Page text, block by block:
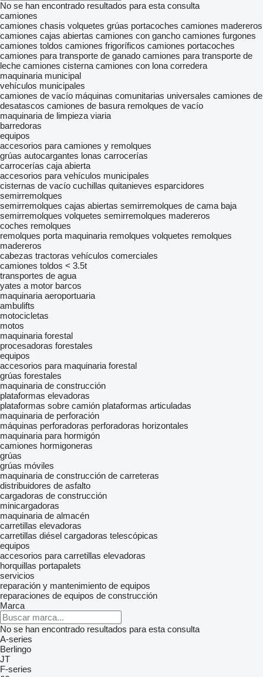
No se han encontrado resultados para esta consulta
camiones
camiones chasis volquetes grúas portacoches camiones madereros
camiones cajas abiertas camiones con gancho camiones furgones
camiones toldos camiones frigoríficos camiones portacoches
camiones para transporte de ganado camiones para transporte de
leche camiones cisterna camiones con lona corredera
maquinaria municipal
vehículos municipales
camiones de vacío máquinas comunitarias universales camiones de
desatascos camiones de basura remolques de vacío
maquinaria de limpieza viaria
barredoras
equipos
accesorios para camiones y remolques
grúas autocargantes lonas carrocerías
carrocerías caja abierta
accesorios para vehículos municipales
cisternas de vacío cuchillas quitanieves esparcidores
semirremolques
semirremolques cajas abiertas semirremolques de cama baja
semirremolques volquetes semirremolques madereros
coches remolques
remolques porta maquinaria remolques volquetes remolques
madereros
cabezas tractoras vehículos comerciales
camiones toldos < 3.5t
transportes de agua
yates a motor barcos
maquinaria aeroportuaria
ambulifts
motocicletas
motos
maquinaria forestal
procesadoras forestales
equipos
accesorios para maquinaria forestal
grúas forestales
maquinaria de construcción
plataformas elevadoras
plataformas sobre camión plataformas articuladas
maquinaria de perforación
máquinas perforadoras perforadoras horizontales
maquinaria para hormigón
camiones hormigoneras
grúas
grúas móviles
maquinaria de construcción de carreteras
distribuidores de asfalto
cargadoras de construcción
minicargadoras
maquinaria de almacén
carretillas elevadoras
carretillas diésel cargadoras telescópicas
equipos
accesorios para carretillas elevadoras
horquillas portapalets
servicios
reparación y mantenimiento de equipos
reparaciones de equipos de construcción
Marca
No se han encontrado resultados para esta consulta
A-series
Berlingo
JT
F-series